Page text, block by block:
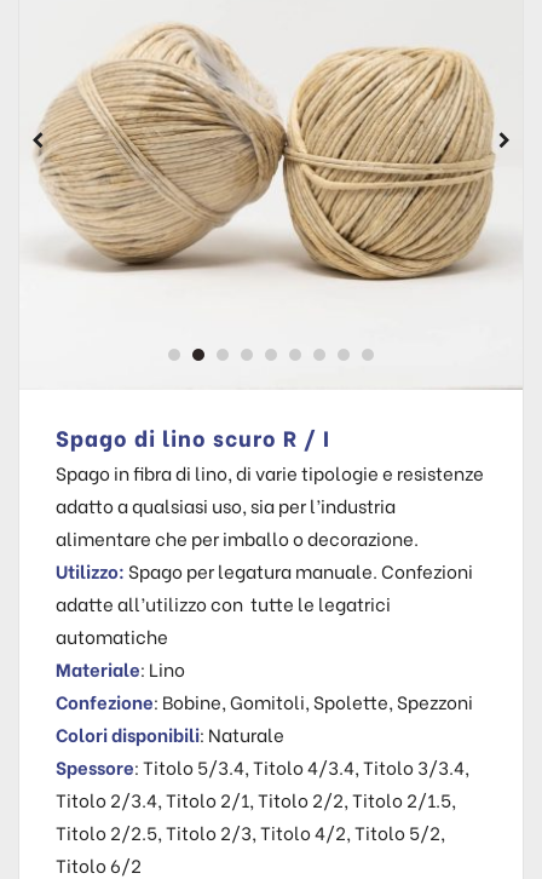
Spago di lino scuro R / I
Spago in fibra di lino, di varie tipologie e resistenze
adatto a qualsiasi uso, sia per l’industria
alimentare che per imballo o decorazione.
Utilizzo: Spago per legatura manuale. Confezioni
adatte all’utilizzo con tutte le legatrici
automatiche
Materiale: Lino
Confezione: Bobine, Gomitoli, Spolette, Spezzoni
Colori disponibili: Naturale
Spessore: Titolo 5/3.4, Titolo 4/3.4, Titolo 3/3.4,
Titolo 2/3.4, Titolo 2/1, Titolo 2/2, Titolo 2/1.5,
Titolo 2/2.5, Titolo 2/3, Titolo 4/2, Titolo 5/2,
Titolo 6/2